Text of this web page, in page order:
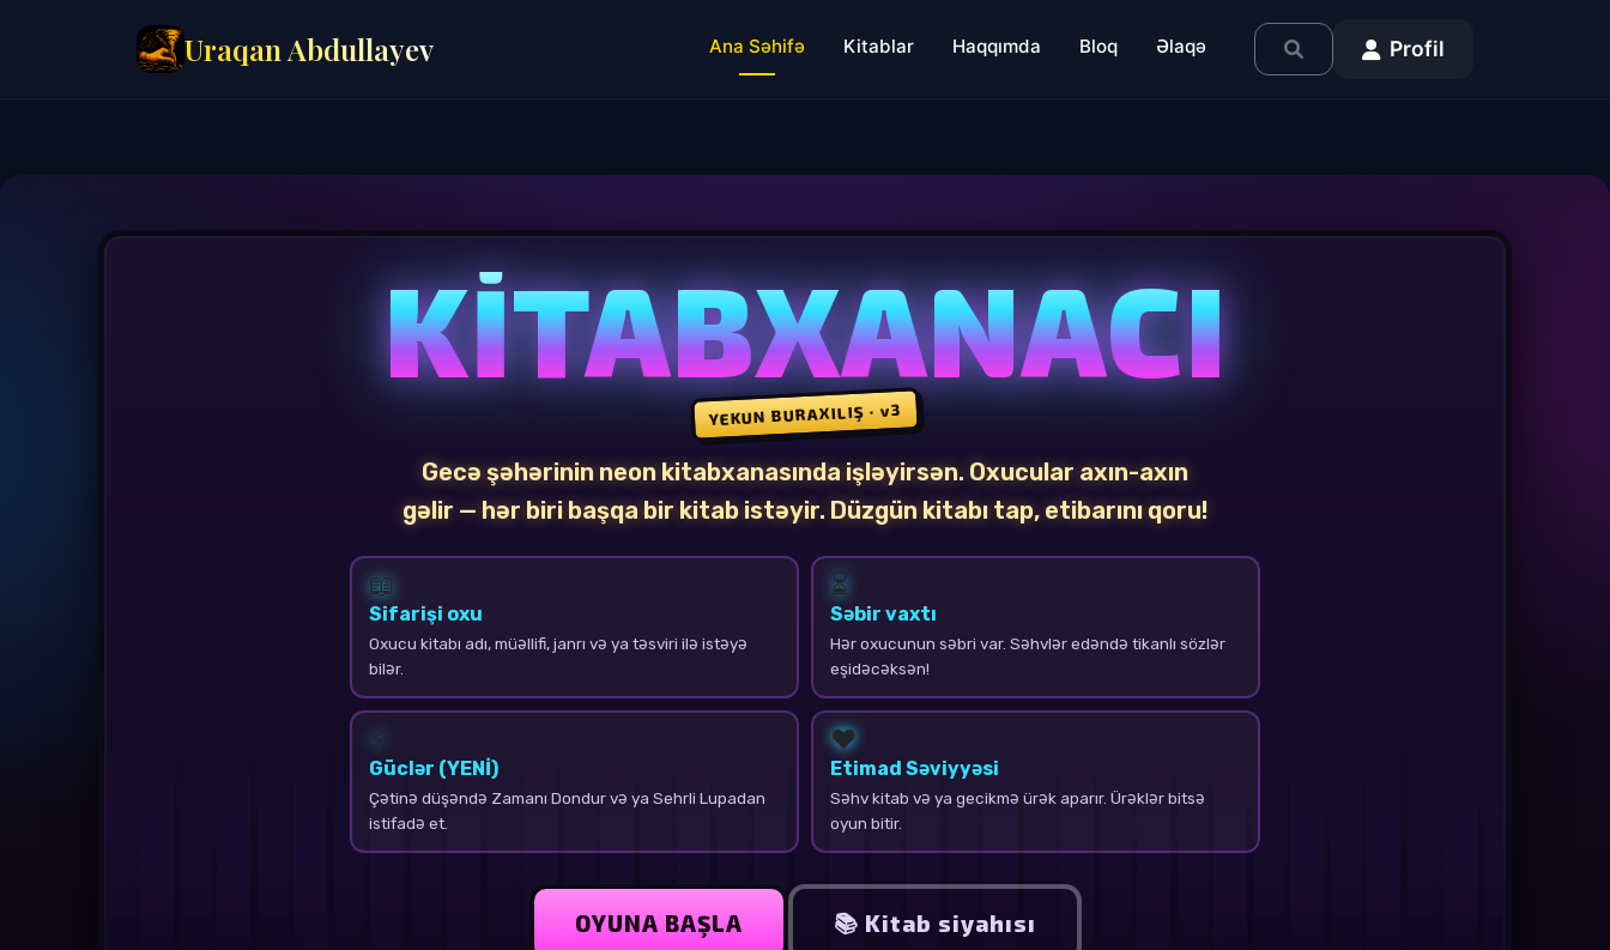
Uraqan Abdullayev Ana Səhifə Kitablar Haqqımda Bloq Əlaqə Profil
KİTABXANAÇI
YEKUN BURAXILIŞ · v3
Gecə şəhərinin neon kitabxanasında işləyirsən. Oxucular axın-axın
gəlir — hər biri başqa bir kitab istəyir. Düzgün kitabı tap, etibarını qoru!
📖
Sifarişi oxu
Oxucu kitabı adı, müəllifi, janrı və ya təsviri ilə istəyə
bilər.
⏳
Səbir vaxtı
Hər oxucunun səbri var. Səhvlər edəndə tikanlı sözlər
eşidəcəksən!
⚡
Güclər (YENİ)
Çətinə düşəndə Zamanı Dondur və ya Sehrli Lupadan
istifadə et.
❤️
Etimad Səviyyəsi
Səhv kitab və ya gecikmə ürək aparır. Ürəklər bitsə
oyun bitir.
OYUNA BAŞLA 📚 Kitab siyahısı